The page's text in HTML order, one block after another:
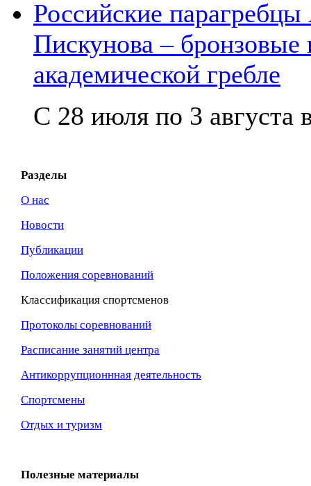
Российские
Пискунова –
академической гребле
С 28 июля по 3 августа
Разделы
О нас
Новости
Публикации
Положения соревнований
Классификация спортсменов
Протоколы соревнований
Расписание занятий центра
Антикоррупционнная деятельность
Спортсмены
Отдых и туризм
Полезные материалы